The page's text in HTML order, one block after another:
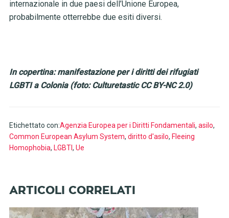
internazionale in due paesi dell’Unione Europea,
probabilmente otterrebbe due esiti diversi.
In copertina: manifestazione per i diritti dei rifugiati
LGBTI a Colonia (foto: Culturetastic CC BY-NC 2.0)
Etichettato con:Agenzia Europea per i Diritti Fondamentali, asilo,
Common European Asylum System, diritto d'asilo, Fleeing
Homophobia, LGBTI, Ue